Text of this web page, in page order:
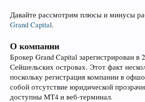
Давайте рассмотрим плюсы и минусы
Grand Capital.
О компании
Брокер Grand Capital зарегистрирован в
Сейшельских островах. Этот факт
поскольку регистрация компании в
собой отсутствие юридической
доступны MT4 и веб-терминал.